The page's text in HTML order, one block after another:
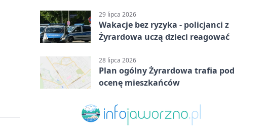
29 lipca 2026
Wakacje bez ryzyka - policjanci z
Żyrardowa uczą dzieci reagować
28 lipca 2026
Plan ogólny Żyrardowa trafia pod
ocenę mieszkańców